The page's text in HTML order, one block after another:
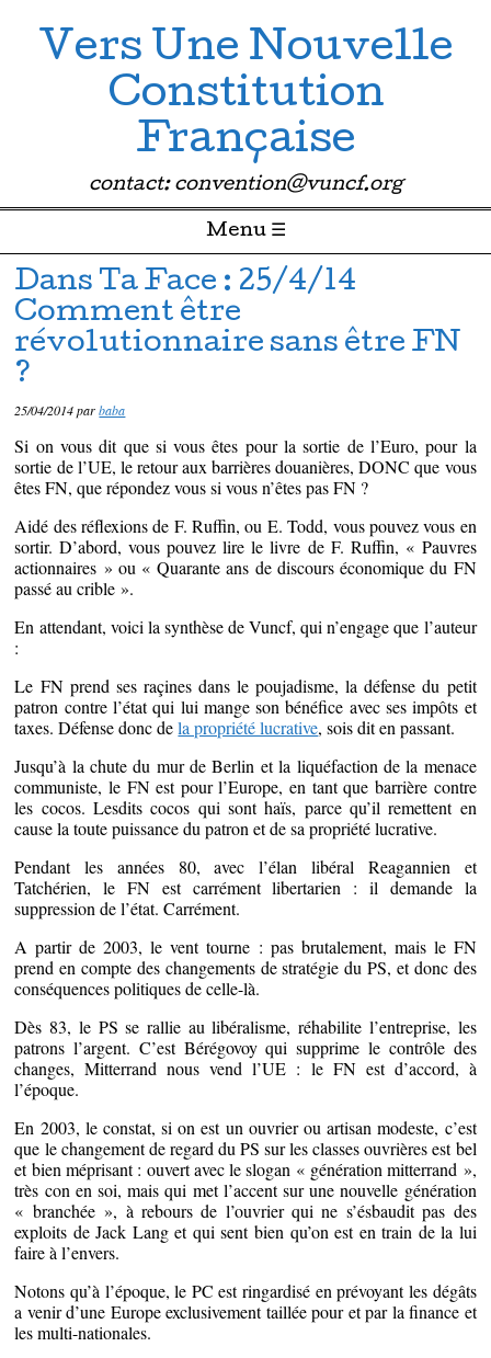
Vers Une Nouvelle
Constitution
Française
contact: convention@vuncf.org
Menu ☰
Passer directement au contenu
Dans Ta Face : 25/4/14
Comment être
révolutionnaire sans être FN
?
25/04/2014parbaba
Si on vous dit que si vous êtes pour la sortie de l’Euro, pour la
sortie de l’UE, le retour aux barrières douanières, DONC que vous
êtes FN, que répondez vous si vous n’êtes pas FN ?
Aidé des réflexions de F. Ruffin, ou E. Todd, vous pouvez vous en
sortir. D’abord, vous pouvez lire le livre de F. Ruffin, « Pauvres
actionnaires » ou « Quarante ans de discours économique du FN
passé au crible ».
En attendant, voici la synthèse de Vuncf, qui n’engage que l’auteur
:
Le FN prend ses raçines dans le poujadisme, la défense du petit
patron contre l’état qui lui mange son bénéfice avec ses impôts et
taxes. Défense donc dela propriété lucrative, sois dit en passant.
Jusqu’à la chute du mur de Berlin et la liquéfaction de la menace
communiste, le FN est pour l’Europe, en tant que barrière contre
les cocos. Lesdits cocos qui sont haïs, parce qu’il remettent en
cause la toute puissance du patron et de sa propriété lucrative.
Pendant les années 80, avec l’élan libéral Reagannien et
Tatchérien, le FN est carrément libertarien : il demande la
suppression de l’état. Carrément.
A partir de 2003, le vent tourne : pas brutalement, mais le FN
prend en compte des changements de stratégie du PS, et donc des
conséquences politiques de celle-là.
Dès 83, le PS se rallie au libéralisme, réhabilite l’entreprise, les
patrons l’argent. C’est Bérégovoy qui supprime le contrôle des
changes, Mitterrand nous vend l’UE : le FN est d’accord, à
l’époque.
En 2003, le constat, si on est un ouvrier ou artisan modeste, c’est
que le changement de regard du PS sur les classes ouvrières est bel
et bien méprisant : ouvert avec le slogan « génération mitterrand »,
très con en soi, mais qui met l’accent sur une nouvelle génération
« branchée », à rebours de l’ouvrier qui ne s’ésbaudit pas des
exploits de Jack Lang et qui sent bien qu’on est en train de la lui
faire à l’envers.
Notons qu’à l’époque, le PC est ringardisé en prévoyant les dégâts
a venir d’une Europe exclusivement taillée pour et par la finance et
les multi-nationales.